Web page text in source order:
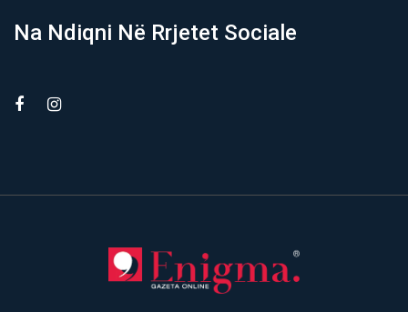
Na Ndiqni Në Rrjetet Sociale